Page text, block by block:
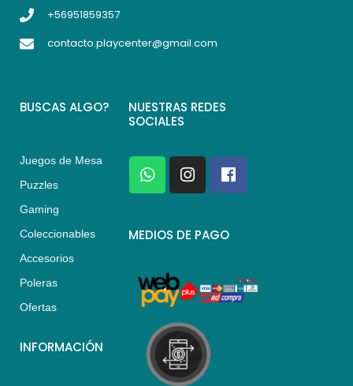
+56951859357
contacto.playcenter@gmail.com
BUSCAS ALGO?
Juegos de Mesa
Puzzles
Gaming
Coleccionables
Accesorios
Poleras
Ofertas
INFORMACIÓN
NUESTRAS REDES
SOCIALES
W
h
a
s
p
I
n
s
a
a
m
F
a
c
b
k
MEDIOS DE PAGO